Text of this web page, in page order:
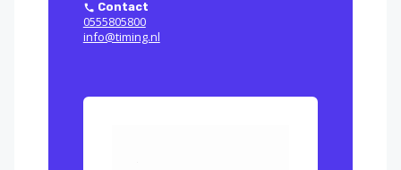
Contact
0555805800
info@timing.nl